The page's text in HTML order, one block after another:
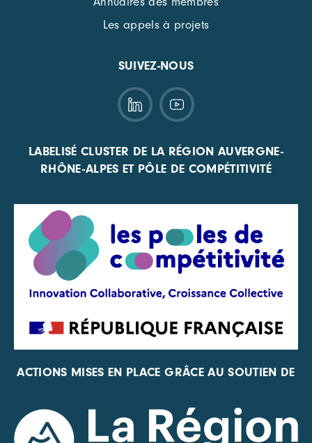
Les appels à projets
SUIVEZ-NOUS
LABELISÉ CLUSTER DE LA RÉGION AUVERGNE-
RHÔNE-ALPES ET PÔLE DE COMPÉTITIVITÉ
ACTIONS MISES EN PLACE GRÂCE AU SOUTIEN DE